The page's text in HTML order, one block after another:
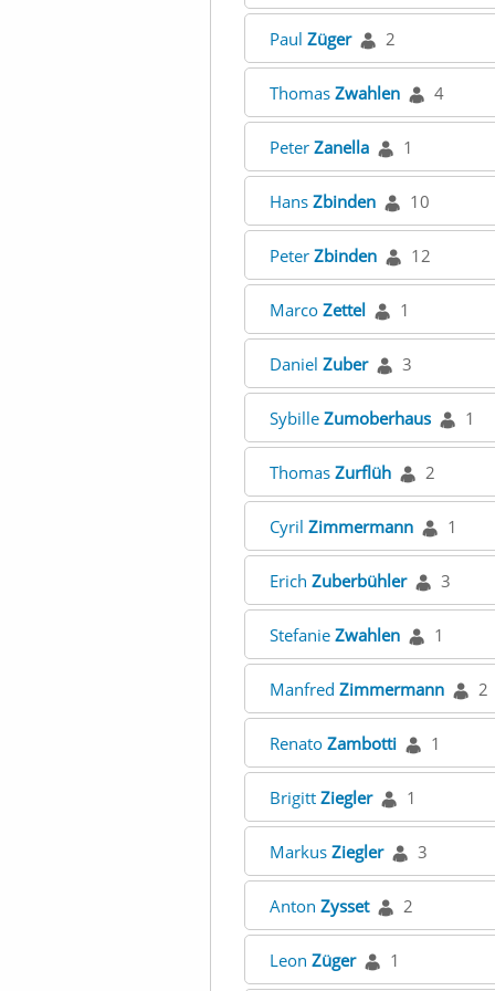
Paul Züger 2
Thomas Zwahlen 4
Peter Zanella 1
Hans Zbinden 10
Peter Zbinden 12
Marco Zettel 1
Daniel Zuber 3
Sybille Zumoberhaus 1
Thomas Zurflüh 2
Cyril Zimmermann 1
Erich Zuberbühler 3
Stefanie Zwahlen 1
Manfred Zimmermann 2
Renato Zambotti 1
Brigitt Ziegler 1
Markus Ziegler 3
Anton Zysset 2
Leon Züger 1